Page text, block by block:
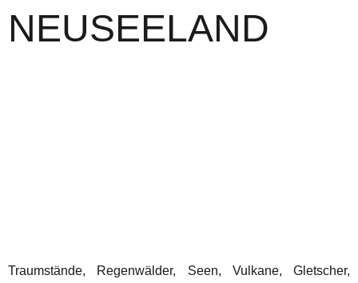
NEUSEELAND
Traumstände, Regenwälder, Seen, Vulkane, Gletscher,